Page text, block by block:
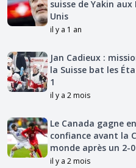
suisse de Yakin
Unis
il y a 1 an
Jan Cadieux :
la Suisse bat les
1
il y a 2 mois
Le Canada gagne en
confiance avant la
monde après un 2-0
il y a 2 mois